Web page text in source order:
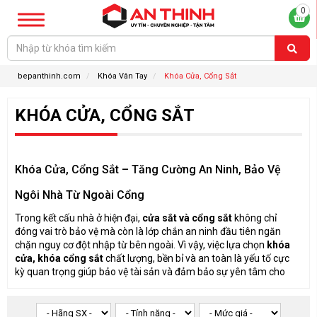
0
bepanthinh.com Khóa Vân Tay Khóa Cửa, Cổng Sắt
KHÓA CỬA, CỔNG SẮT
Khóa Cửa, Cổng Sắt – Tăng Cường An Ninh, Bảo Vệ
Ngôi Nhà Từ Ngoài Cổng
Trong kết cấu nhà ở hiện đại, cửa sắt và cổng sắt không chỉ
đóng vai trò bảo vệ mà còn là lớp chắn an ninh đầu tiên ngăn
chặn nguy cơ đột nhập từ bên ngoài. Vì vậy, việc lựa chọn khóa
cửa, khóa cổng sắtchất lượng, bền bỉ và an toàn là yếu tố cực
kỳ quan trọng giúp bảo vệ tài sản và đảm bảo sự yên tâm cho
Hiện nay, thị trường cung cấp rất nhiều loạikhóa cho cửa và